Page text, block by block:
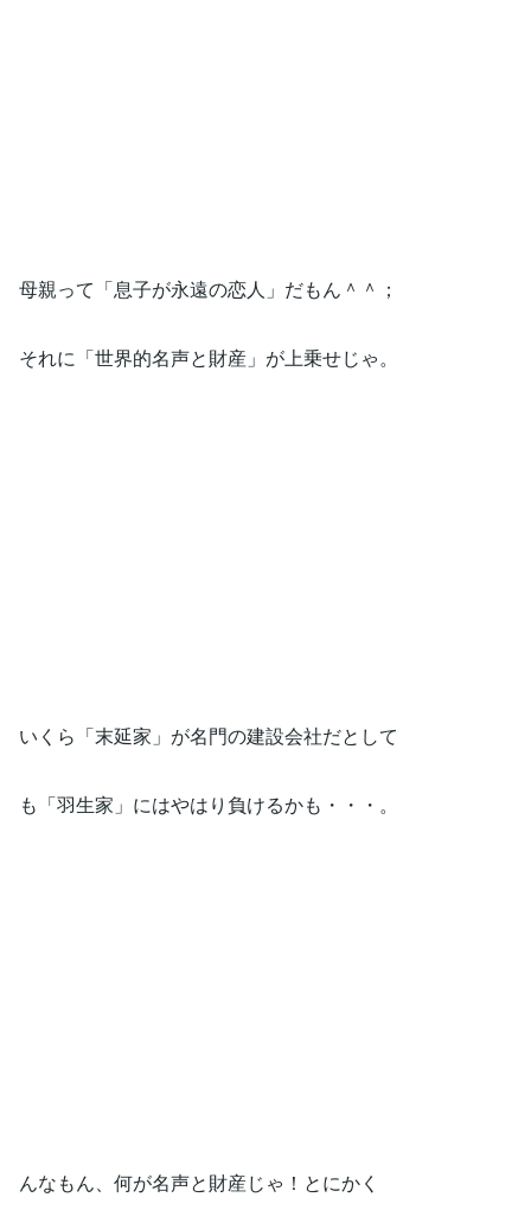
母親って「息子が永遠の恋人」だもん＾＾；
それに「世界的名声と財産」が上乗せじゃ。
いくら「末延家」が名門の建設会社だとして
も「羽生家」にはやはり負けるかも・・・。
んなもん、何が名声と財産じゃ！とにかく